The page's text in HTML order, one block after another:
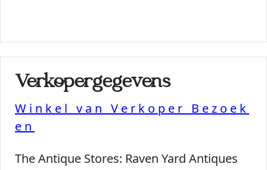
Verkopergegevens
Winkel van Verkoper Bezoek
en
The Antique Stores: Raven Yard Antiques